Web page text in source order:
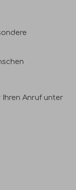
Ihren Anruf unter